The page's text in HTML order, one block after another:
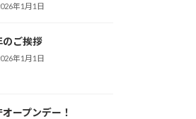
年1月1日
のご挨拶
年1月1日
オープンデー！